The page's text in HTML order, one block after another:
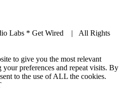
Labs * Get Wired | All Rights
to give you the most relevant
your preferences and repeat visits. By
to the use of ALL the cookies.